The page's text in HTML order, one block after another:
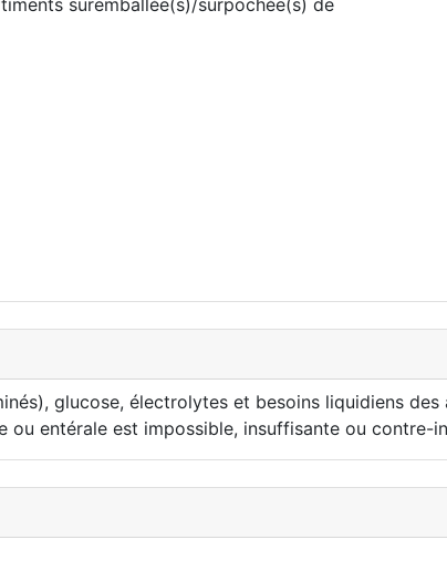
glucose, électrolytes et besoins liquidiens
entérale est impossible, insuffisante ou contre-